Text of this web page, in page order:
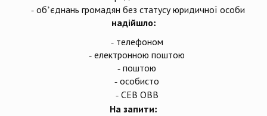
- об’єднань громадян без статусу юридичної особи
надійшло:
- телефоном
- електронною поштою
- поштою
- особисто
- СЕВ ОВВ
На запити: